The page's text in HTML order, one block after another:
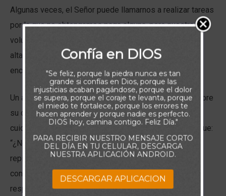
Algunas veces, el Señor puede llamarnos a realizar tareas
por la que no obtengamos paga alguna, pero nuestra
voluntad y determinación deben mantenerse siempre
altas, confiando que basados en la fe, el Señor se
encargará de satisfacer todas nuestras necesidades.
Un amigo me contó que una vez habló con su padre sobre
su deseo de servir en una organización encargada de
cuidar a personas sin hogar. La respuesta que obtuvo fue:
“¿No quieres ser abogado?” Así se mantuvo su padre
repitiendo esa pregunta una y otra vez, pero no logró
convencerlo. Aquel amigo sabía a qué llamado debía
responder para glorificar al Señor.
Confía en DIOS
"Se feliz, porque la piedra nunca es tan
grande si confías en Dios, porque las
injusticias acaban pagándose, porque el dolor
se supera, porque el coraje te levanta, porque
el miedo te fortalece, porque los errores te
hacen aprender y porque nadie es perfecto.
DIOS hoy, camina contigo. Feliz Día."
PARA RECIBIR NUESTRO MENSAJE CORTO
DEL DÍA EN TU CELULAR, DESCARGA
NUESTRA APLICACIÓN ANDROID.
DESCARGAR APLICACION